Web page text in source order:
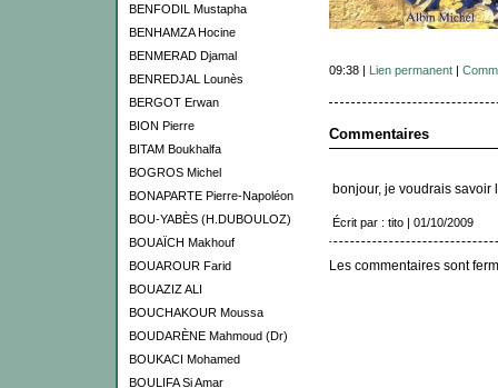
BENFODIL Mustapha
BENHAMZA Hocine
BENMERAD Djamal
BENREDJAL Lounès
BERGOT Erwan
BION Pierre
BITAM Boukhalfa
BOGROS Michel
BONAPARTE Pierre-Napoléon
BOU-YABÈS (H.DUBOULOZ)
BOUAÏCH Makhouf
BOUAROUR Farid
BOUAZIZ ALI
BOUCHAKOUR Moussa
BOUDARÈNE Mahmoud (Dr)
BOUKACI Mohamed
BOULIFA Si Amar
09:38 | Lien permanent|
Commentaires
bonjour, je voudrais savoir
Écrit par : tito | 01/10/2009
Les commentaires sont